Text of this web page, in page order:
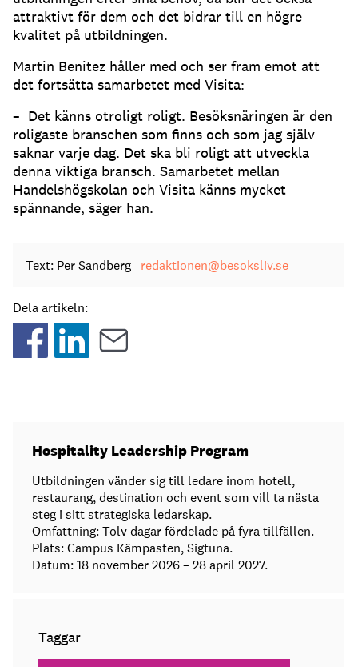
attraktivt för dem och det bidrar till en högre
kvalitet på utbildningen.
Martin Benitez håller med och ser fram emot att
det fortsätta samarbetet med Visita:
– Det känns otroligt roligt. Besöksnäringen är den
roligaste branschen som finns och som jag själv
saknar varje dag. Det ska bli roligt att utveckla
denna viktiga bransch. Samarbetet mellan
Handelshögskolan och Visita känns mycket
spännande, säger han.
Text: Per Sandberg redaktionen@besoksliv.se
Dela artikeln:
Hospitality Leadership Program
Utbildningen vänder sig till ledare inom hotell,
restaurang, destination och event som vill ta nästa
steg i sitt strategiska ledarskap.
Omfattning: Tolv dagar fördelade på fyra tillfällen.
Plats: Campus Kämpasten, Sigtuna.
Datum: 18 november 2026 – 28 april 2027.
Taggar